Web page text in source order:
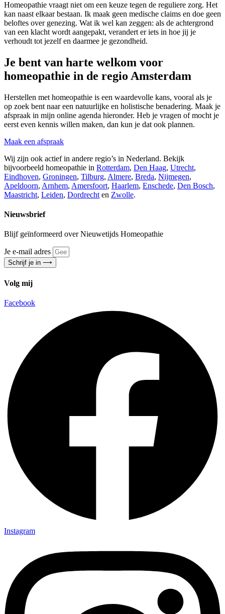
Homeopathie vraagt niet om een keuze tegen de reguliere zorg. Het
kan naast elkaar bestaan. Ik maak geen medische claims en doe geen
beloftes over genezing. Wat ik wel kan zeggen: als de achtergrond
van een klacht wordt aangepakt, verandert er iets in hoe jij je
verhoudt tot jezelf en daarmee je gezondheid.
Je bent van harte welkom voor
homeopathie in de regio Amsterdam
Herstellen met homeopathie is een waardevolle kans, vooral als je
op zoek bent naar een natuurlijke en holistische benadering. Maak je
afspraak in mijn online agenda hieronder. Heb je vragen of mocht je
eerst even kennis willen maken, dan kun je dat ook plannen.
Maak een afspraak
Wij zijn ook actief in andere regio’s in Nederland. Bekijk
bijvoorbeeld homeopathie in Rotterdam, Den Haag, Utrecht,
Eindhoven, Groningen, Tilburg, Almere, Breda, Nijmegen,
Apeldoorn, Arnhem, Amersfoort, Haarlem, Enschede, Den Bosch,
Maastricht, Leiden, Dordrecht en Zwolle.
Nieuwsbrief
Blijf geïnformeerd over Nieuwetijds Homeopathie
Je e-mail adres
Schrijf je in ⟶
Volg mij
Facebook
Instagram